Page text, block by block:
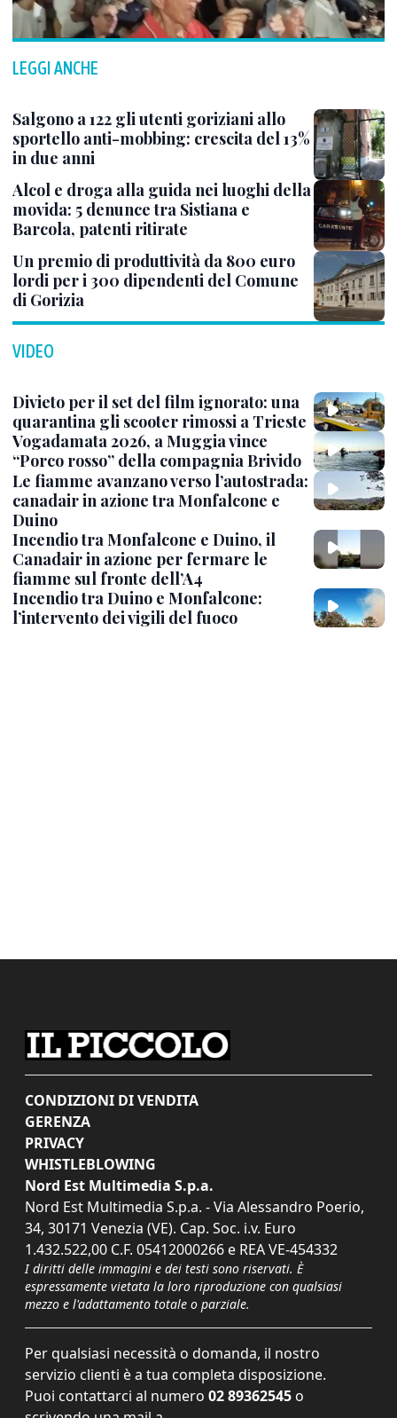
LEGGI ANCHE
Salgono a 122 gli utenti goriziani allo
sportello anti-mobbing: crescita del 13%
in due anni
Alcol e droga alla guida nei luoghi della
movida: 5 denunce tra Sistiana e
Barcola, patenti ritirate
Un premio di produttività da 800 euro
lordi per i 300 dipendenti del Comune
di Gorizia
VIDEO
Divieto per il set del film ignorato: una
quarantina gli scooter rimossi a Trieste
Vogadamata 2026, a Muggia vince
“Porco rosso” della compagnia Brivido
Le fiamme avanzano verso l’autostrada:
canadair in azione tra Monfalcone e
Duino
Incendio tra Monfalcone e Duino, il
Canadair in azione per fermare le
fiamme sul fronte dell’A4
Incendio tra Duino e Monfalcone:
l’intervento dei vigili del fuoco
CONDIZIONI DI VENDITA
GERENZA
PRIVACY
WHISTLEBLOWING
Nord Est Multimedia S.p.a.
Nord Est Multimedia S.p.a. - Via Alessandro Poerio,
34, 30171 Venezia (VE). Cap. Soc. i.v. Euro
1.432.522,00 C.F. 05412000266 e REA VE-454332
I diritti delle immagini e dei testi sono riservati. È
espressamente vietata la loro riproduzione con qualsiasi
mezzo e l'adattamento totale o parziale.
Per qualsiasi necessità o domanda, il nostro
servizio clienti è a tua completa disposizione.
Puoi contattarci al numero 02 89362545 o